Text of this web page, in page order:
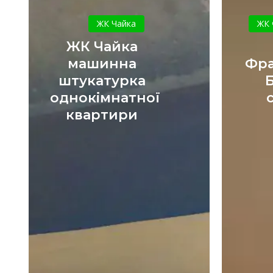
Чайка
машинна
штукатурка
однокімнатної
квартири
ЖК Чайка
ЖК Чайка
машинна
штукатурка
однокімнатної
квартири
ЖК